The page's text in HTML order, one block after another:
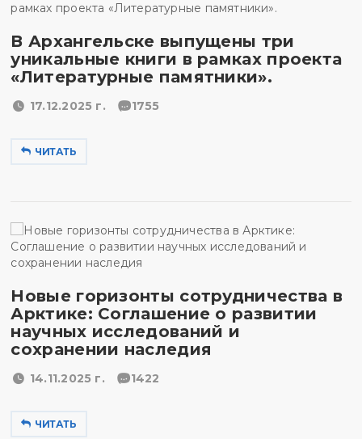
В Архангельске выпущены три
уникальные книги в рамках проекта
«Литературные памятники».
17.12.2025 г. 1755
ЧИТАТЬ
Новые горизонты сотрудничества в
Арктике: Соглашение о развитии
научных исследований и
сохранении наследия
14.11.2025 г. 1422
ЧИТАТЬ